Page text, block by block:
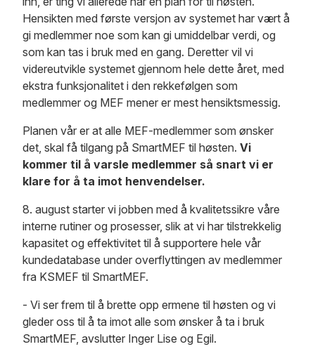
Hensikten med første versjon av systemet har vært å
gi medlemmer noe som kan gi umiddelbar verdi, og
som kan tas i bruk med en gang. Deretter vil vi
videreutvikle systemet gjennom hele dette året, med
ekstra funksjonalitet i den rekkefølgen som
medlemmer og MEF mener er mest hensiktsmessig.
Planen vår er at alle MEF-medlemmer som ønsker
det, skal få tilgang på SmartMEF til høsten. Vi
kommer til å varsle medlemmer så snart vi er
klare for å ta imot henvendelser.
8. august starter vi jobben med å kvalitetssikre våre
interne rutiner og prosesser, slik at vi har tilstrekkelig
kapasitet og effektivitet til å supportere hele vår
kundedatabase under overflyttingen av medlemmer
fra KSMEF til SmartMEF.
- Vi ser frem til å brette opp ermene til høsten og vi
gleder oss til å ta imot alle som ønsker å ta i bruk
SmartMEF, avslutter Inger Lise og Egil.